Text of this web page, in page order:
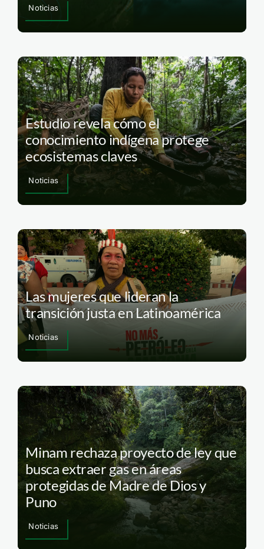
Noticias
Estudio revela cómo el
conocimiento indígena protege
ecosistemas claves
Noticias
Las mujeres que lideran la
transición justa en Latinoamérica
Noticias
Minam rechaza proyecto de ley que
busca extraer gas en áreas
protegidas de Madre de Dios y
Puno
Noticias